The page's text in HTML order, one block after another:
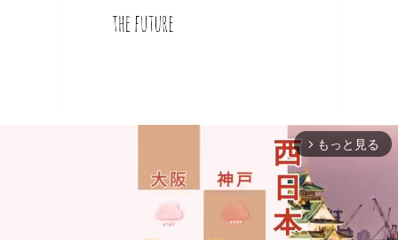
arrow_forward_ios もっと見る